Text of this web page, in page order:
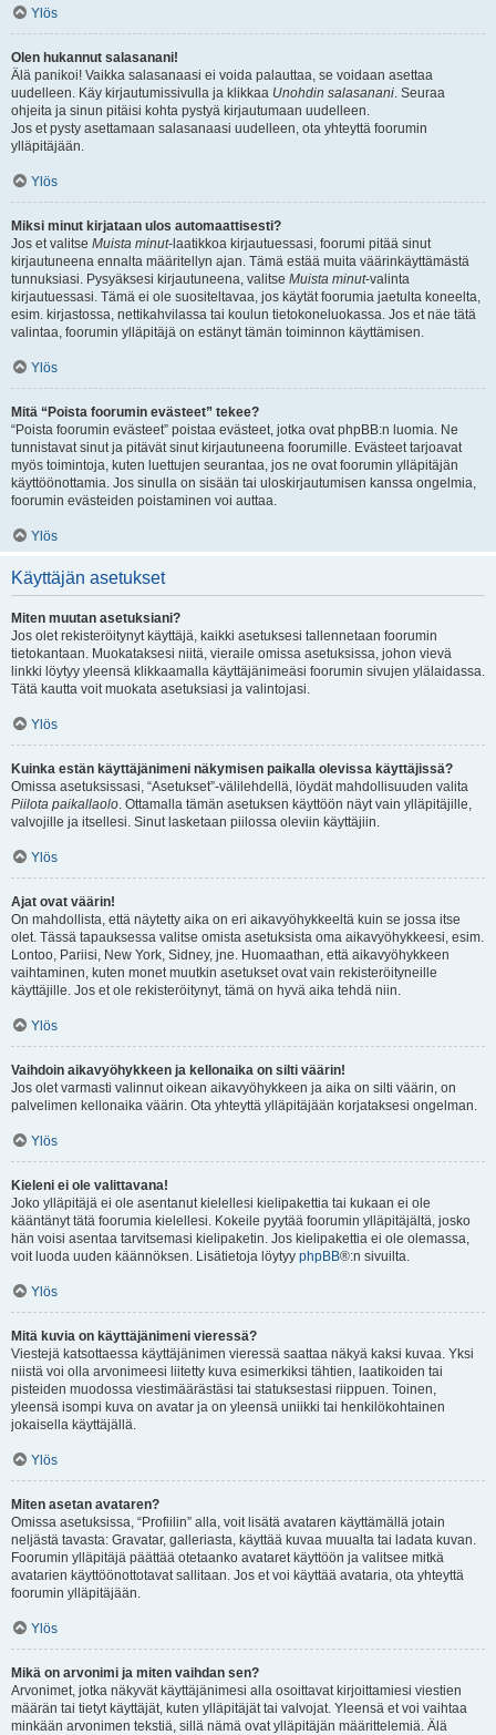
Ylös
Olen hukannut salasanani!
Älä panikoi! Vaikka salasanaasi ei voida palauttaa, se voidaan asettaa
uudelleen. Käy kirjautumissivulla ja klikkaa Unohdin salasanani. Seuraa
ohjeita ja sinun pitäisi kohta pystyä kirjautumaan uudelleen.
Jos et pysty asettamaan salasanaasi uudelleen, ota yhteyttä foorumin
ylläpitäjään.
Ylös
Miksi minut kirjataan ulos automaattisesti?
Jos et valitse Muista minut-laatikkoa kirjautuessasi, foorumi pitää sinut
kirjautuneena ennalta määritellyn ajan. Tämä estää muita väärinkäyttämästä
tunnuksiasi. Pysyäksesi kirjautuneena, valitse Muista minut-valinta
kirjautuessasi. Tämä ei ole suositeltavaa, jos käytät foorumia jaetulta koneelta,
esim. kirjastossa, nettikahvilassa tai koulun tietokoneluokassa. Jos et näe tätä
valintaa, foorumin ylläpitäjä on estänyt tämän toiminnon käyttämisen.
Ylös
Mitä “Poista foorumin evästeet” tekee?
“Poista foorumin evästeet” poistaa evästeet, jotka ovat phpBB:n luomia. Ne
tunnistavat sinut ja pitävät sinut kirjautuneena foorumille. Evästeet tarjoavat
myös toimintoja, kuten luettujen seurantaa, jos ne ovat foorumin ylläpitäjän
käyttöönottamia. Jos sinulla on sisään tai uloskirjautumisen kanssa ongelmia,
foorumin evästeiden poistaminen voi auttaa.
Ylös
Käyttäjän asetukset
Miten muutan asetuksiani?
Jos olet rekisteröitynyt käyttäjä, kaikki asetuksesi tallennetaan foorumin
tietokantaan. Muokataksesi niitä, vieraile omissa asetuksissa, johon vievä
linkki löytyy yleensä klikkaamalla käyttäjänimeäsi foorumin sivujen ylälaidassa.
Tätä kautta voit muokata asetuksiasi ja valintojasi.
Ylös
Kuinka estän käyttäjänimeni näkymisen paikalla olevissa käyttäjissä?
Omissa asetuksissasi, “Asetukset”-välilehdellä, löydät mahdollisuuden valita
Piilota paikallaolo. Ottamalla tämän asetuksen käyttöön näyt vain ylläpitäjille,
valvojille ja itsellesi. Sinut lasketaan piilossa oleviin käyttäjiin.
Ylös
Ajat ovat väärin!
On mahdollista, että näytetty aika on eri aikavyöhykkeeltä kuin se jossa itse
olet. Tässä tapauksessa valitse omista asetuksista oma aikavyöhykkeesi, esim.
Lontoo, Pariisi, New York, Sidney, jne. Huomaathan, että aikavyöhykkeen
vaihtaminen, kuten monet muutkin asetukset ovat vain rekisteröityneille
käyttäjille. Jos et ole rekisteröitynyt, tämä on hyvä aika tehdä niin.
Ylös
Vaihdoin aikavyöhykkeen ja kellonaika on silti väärin!
Jos olet varmasti valinnut oikean aikavyöhykkeen ja aika on silti väärin, on
palvelimen kellonaika väärin. Ota yhteyttä ylläpitäjään korjataksesi ongelman.
Ylös
Kieleni ei ole valittavana!
Joko ylläpitäjä ei ole asentanut kielellesi kielipakettia tai kukaan ei ole
kääntänyt tätä foorumia kielellesi. Kokeile pyytää foorumin ylläpitäjältä, josko
hän voisi asentaa tarvitsemasi kielipaketin. Jos kielipakettia ei ole olemassa,
voit luoda uuden käännöksen. Lisätietoja löytyy phpBB®:n sivuilta.
Ylös
Mitä kuvia on käyttäjänimeni vieressä?
Viestejä katsottaessa käyttäjänimen vieressä saattaa näkyä kaksi kuvaa. Yksi
niistä voi olla arvonimeesi liitetty kuva esimerkiksi tähtien, laatikoiden tai
pisteiden muodossa viestimäärästäsi tai statuksestasi riippuen. Toinen,
yleensä isompi kuva on avatar ja on yleensä uniikki tai henkilökohtainen
jokaisella käyttäjällä.
Ylös
Miten asetan avataren?
Omissa asetuksissa, “Profiilin” alla, voit lisätä avataren käyttämällä jotain
neljästä tavasta: Gravatar, galleriasta, käyttää kuvaa muualta tai ladata kuvan.
Foorumin ylläpitäjä päättää otetaanko avataret käyttöön ja valitsee mitkä
avatarien käyttöönottotavat sallitaan. Jos et voi käyttää avataria, ota yhteyttä
foorumin ylläpitäjään.
Ylös
Mikä on arvonimi ja miten vaihdan sen?
Arvonimet, jotka näkyvät käyttäjänimesi alla osoittavat kirjoittamiesi viestien
määrän tai tietyt käyttäjät, kuten ylläpitäjät tai valvojat. Yleensä et voi vaihtaa
minkään arvonimen tekstiä, sillä nämä ovat ylläpitäjän määrittelemiä. Älä